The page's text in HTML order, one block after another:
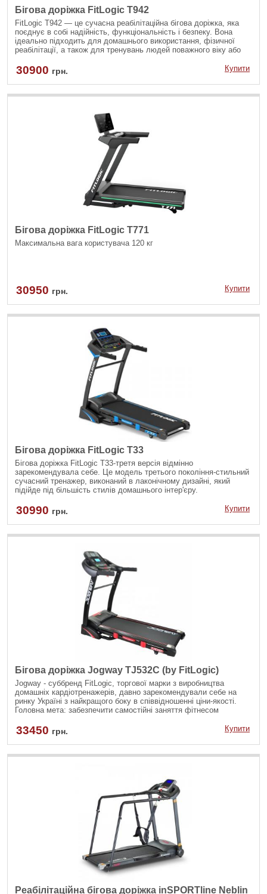
Бігова доріжка FitLogic T942
FitLogic T942 — це сучасна реабілітаційна бігова доріжка, яка
поєднує в собі надійність, функціональність і безпеку. Вона
ідеально підходить для домашнього використання, фізичної
реабілітації, а також для тренувань людей поважного віку або
30900 грн. Купити
Бігова доріжка FitLogic T771
Максимальна вага користувача 120 кг
30950 грн. Купити
Бігова доріжка FitLogic T33
Бігова доріжка FitLogic T33-третя версія відмінно
зарекомендувала себе. Це модель третього покоління-стильний
сучасний тренажер, виконаний в лаконічному дизайні, який
підійде під більшість стилів домашнього інтер'єру.
30990 грн. Купити
Бігова доріжка Jogway TJ532C (by FitLogic)
Jogway - суббренд FitLogic, торгової марки з виробництва
домашніх кардіотренажерів, давно зарекомендували себе на
ринку Україні з найкращого боку в співвідношенні ціни-якості.
Головна мета: забезпечити самостійні заняття фітнесом
33450 грн. Купити
Реабілітаційна бігова доріжка inSPORTline Neblin